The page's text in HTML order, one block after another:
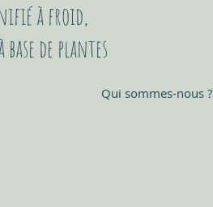
Qui sommes-nous ?
à froid,
de plantes